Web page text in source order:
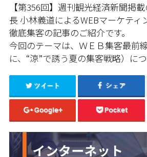
【第356回】週刊観光経済新聞掲
長 小林義道によるWEBマーケティ
徹底集客の記事のご紹介です。
今回のテーマは、ＷＥＢ集客最前
に、“涼”で誘う夏の集客戦略）につ